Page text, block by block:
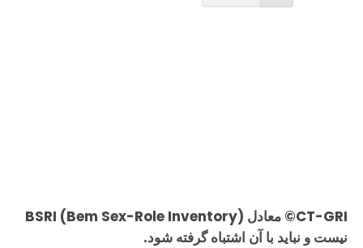
CT-GRI© معادل BSRI (Bem Sex-Role Inventory)
نیست و نباید با آن اشتباه گرفته شود.